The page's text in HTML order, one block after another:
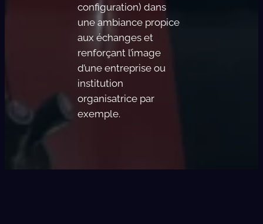
configuration) dans
une ambiance propice
aux échanges et
renforçant l’image
d’une entreprise ou
institution
organisatrice par
exemple.